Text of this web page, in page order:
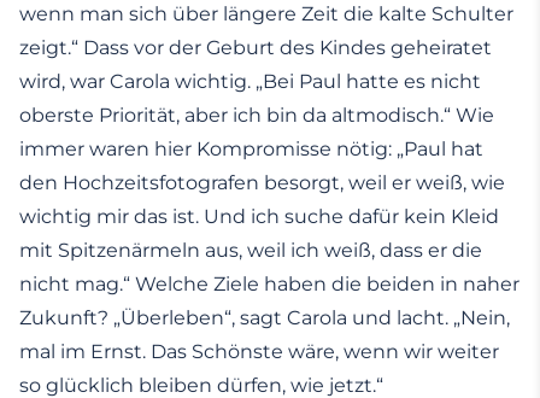
wenn man sich über längere Zeit die kalte Schulter
zeigt.“ Dass vor der Geburt des Kindes geheiratet
wird, war Carola wichtig. „Bei Paul hatte es nicht
oberste Priorität, aber ich bin da altmodisch.“ Wie
immer waren hier Kompromisse nötig: „Paul hat
den Hochzeitsfotografen besorgt, weil er weiß, wie
wichtig mir das ist. Und ich suche dafür kein Kleid
mit Spitzenärmeln aus, weil ich weiß, dass er die
nicht mag.“ Welche Ziele haben die beiden in naher
Zukunft? „Überleben“, sagt Carola und lacht. „Nein,
mal im Ernst. Das Schönste wäre, wenn wir weiter
so glücklich bleiben dürfen, wie jetzt.“